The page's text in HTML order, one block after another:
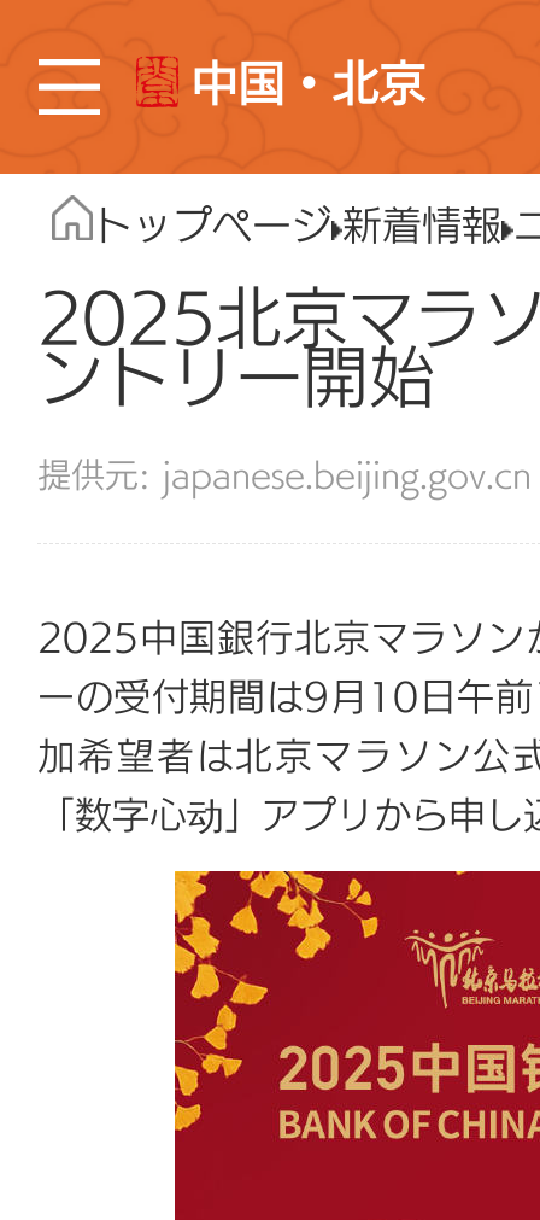
中国・北京
トップページ 新着情報
2025北京マラ
ントリー開始
japanese.beijing.gov.cn
2025中国銀行北京マラソ
ーの受付期間は9月10日午
加希望者は北京マラソン公
「数字心动」アプリから申